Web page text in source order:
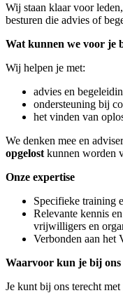
Wij staan klaar voor
besturen die advies of
Wat kunnen we voor je
Wij helpen je met:
advies en
ondersteuning bij
het vinden van
We denken mee en
opgelost kunnen worden
Onze expertise
Specifieke training
Relevante kennis
vrijwilligers en
Verbonden aan het
Waarvoor kun je bij ons
Je kunt bij ons terecht